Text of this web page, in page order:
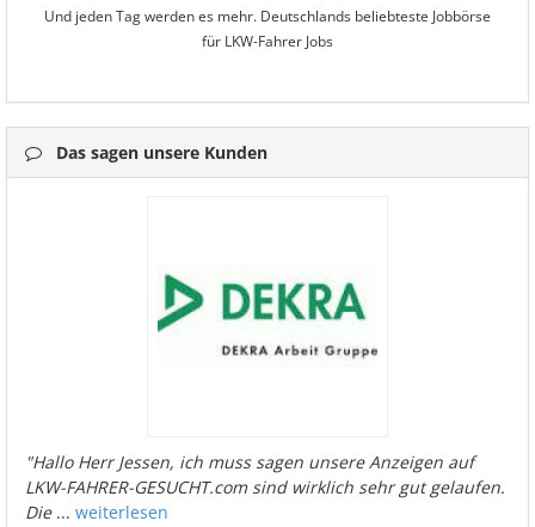
Und jeden Tag werden es mehr. Deutschlands beliebteste Jobbörse
für LKW-Fahrer Jobs
Das sagen unsere Kunden
"Hallo Herr Jessen, ich muss sagen unsere Anzeigen auf
LKW-FAHRER-GESUCHT.com sind wirklich sehr gut gelaufen.
Die... weiterlesen